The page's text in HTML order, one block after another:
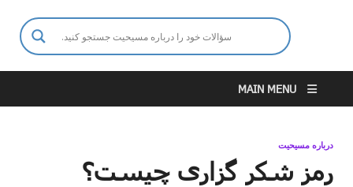
MAIN MENU
درباره مسیحیت
رمز شکر گزاری چیست؟